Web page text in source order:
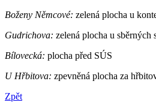
Boženy Němcové: zelená plocha u
Gudrichova: zelená plocha u sběrných
Bílovecká: plocha před SÚS
U Hřbitova: zpevněná plocha za
Zpět